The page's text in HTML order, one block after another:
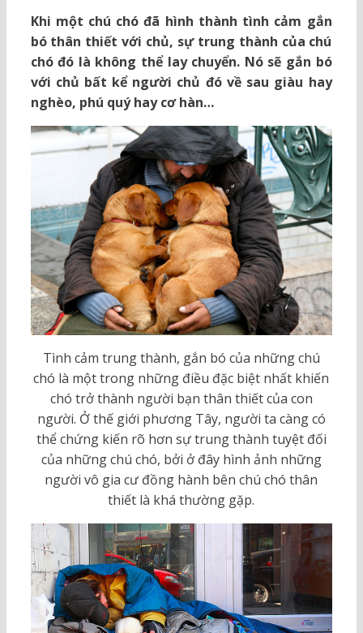
Khi một chú chó đã hình thành tình cảm gắn
bó thân thiết với chủ, sự trung thành của chú
chó đó là không thể lay chuyển. Nó sẽ gắn bó
với chủ bất kể người chủ đó về sau giàu hay
nghèo, phú quý hay cơ hàn…
Tình cảm trung thành, gắn bó của những chú
chó là một trong những điều đặc biệt nhất khiến
chó trở thành người bạn thân thiết của con
người. Ở thế giới phương Tây, người ta càng có
thể chứng kiến rõ hơn sự trung thành tuyệt đối
của những chú chó, bởi ở đây hình ảnh những
người vô gia cư đồng hành bên chú chó thân
thiết là khá thường gặp.